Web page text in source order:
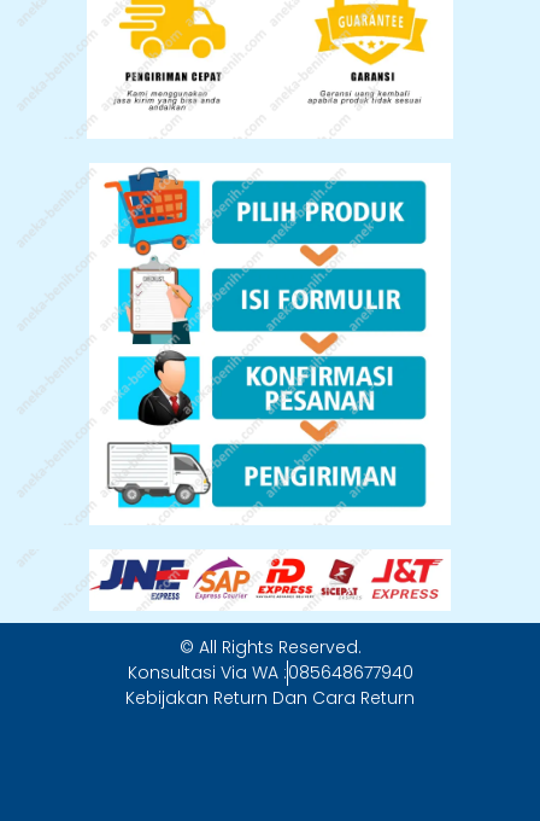
© All Rights Reserved.
Konsultasi Via WA :085648677940
Kebijakan Return Dan Cara Return